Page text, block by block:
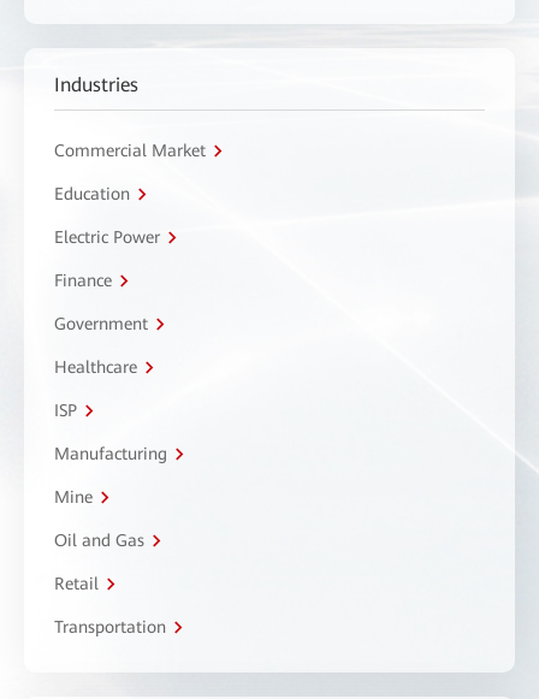
Industries
Commercial Market
Education
Electric Power
Finance
Government
Healthcare
ISP
Manufacturing
Mine
Oil and Gas
Retail
Transportation